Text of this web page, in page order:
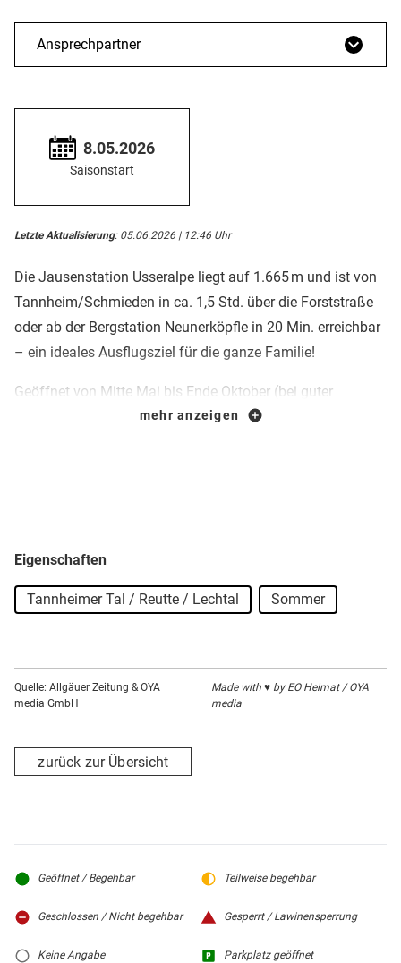
Ansprechpartner
8.05.2026
Saisonstart
Letzte Aktualisierung: 05.06.2026 | 12:46 Uhr
Die Jausenstation Usseralpe liegt auf 1.665 m und ist von
Tannheim/Schmieden in ca. 1,5 Std. über die Forststraße
oder ab der Bergstation Neunerköpfle in 20 Min. erreichbar
– ein ideales Ausflugsziel für die ganze Familie!
Geöffnet von Mitte Mai bis Ende Oktober (bei guter
Witterung), kein Ruhetag.
Spielplatz. Natur und Tierwelt lassen sich hautnah erleben!
mehr anzeigen
Eigenschaften
Tannheimer Tal / Reutte / Lechtal Sommer
Quelle: Allgäuer Zeitung & OYA
media GmbH
Made with ♥ by EO Heimat / OYA
media
zurück zur Übersicht
Geöffnet / Begehbar Teilweise begehbar
Geschlossen / Nicht begehbar Gesperrt / Lawinensperrung
Keine Angabe Parkplatz geöffnet